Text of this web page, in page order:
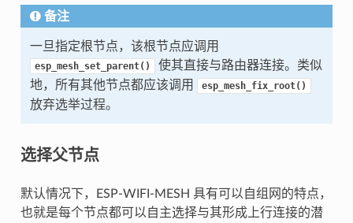
备注
一旦指定根节点，该根节点应调用
esp_mesh_set_parent()
使其直接与路由器连接。类似
地，所有其他节点都应该调用
esp_mesh_fix_root()
放弃选举过程。
选择父节点
默认情况下，ESP-WIFI-MESH 具有可以自组网的特点，
也就是每个节点都可以自主选择与其形成上行连接的潜